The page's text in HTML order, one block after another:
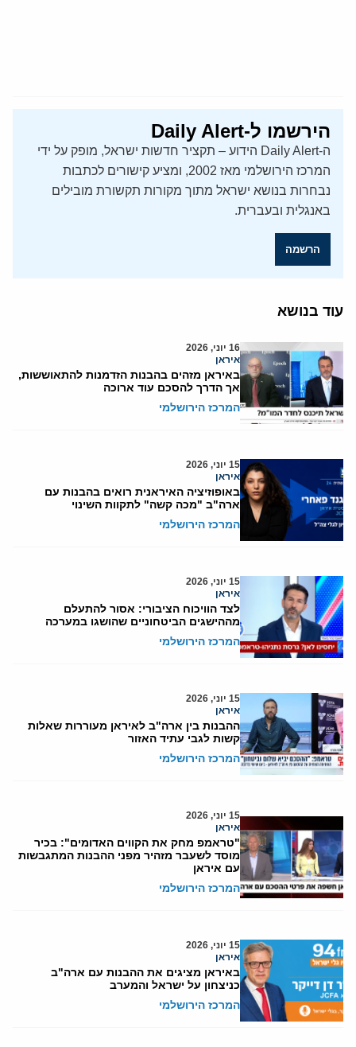
הירשמו ל-Daily Alert
ה-Daily Alert הידוע – תקציר חדשות ישראל, מופק על ידי
המרכז הירושלמי מאז 2002, ומציע קישורים לכתבות
נבחרות בנושא ישראל מתוך מקורות תקשורת מובילים
באנגלית ובעברית.
הרשמה
עוד בנושא
16 יוני, 2026
איראן
באיראן מזהים בהבנות הזדמנות להתאוששות,
אך הדרך להסכם עוד ארוכה
המרכז הירושלמי
15 יוני, 2026
איראן
באופוזיציה האיראנית רואים בהבנות עם
ארה"ב "מכה קשה" לתקוות השינוי
המרכז הירושלמי
15 יוני, 2026
איראן
לצד הוויכוח הציבורי: אסור להתעלם
מההישגים הביטחוניים שהושגו במערכה
המרכז הירושלמי
15 יוני, 2026
איראן
ההבנות בין ארה"ב לאיראן מעוררות שאלות
קשות לגבי עתיד האזור
המרכז הירושלמי
15 יוני, 2026
איראן
"טראמפ מחק את הקווים האדומים": בכיר
מוסד לשעבר מזהיר מפני ההבנות המתגבשות
עם איראן
המרכז הירושלמי
15 יוני, 2026
איראן
באיראן מציגים את ההבנות עם ארה"ב
כניצחון על ישראל והמערב
המרכז הירושלמי